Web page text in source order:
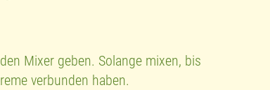
Mixer geben. Solange mixen, bis
verbunden haben.